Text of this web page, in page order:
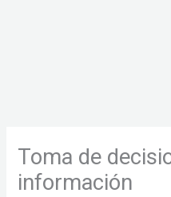
Toma de
información